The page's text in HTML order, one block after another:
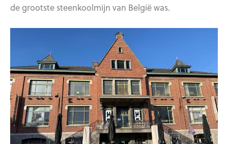
de grootste steenkoolmijn van België was.